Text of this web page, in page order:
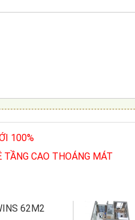
100%
CAO THOÁNG MÁT
62M2